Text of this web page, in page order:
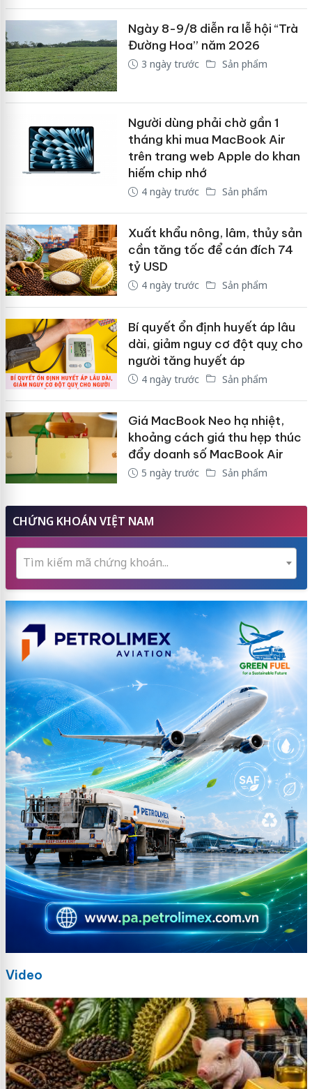
Ngày 8-9/8 diễn ra lễ hội “Trà
Đường Hoa” năm 2026
3 ngày trước Sản phẩm
Người dùng phải chờ gần 1
tháng khi mua MacBook Air
trên trang web Apple do khan
hiếm chip nhớ
4 ngày trước Sản phẩm
Xuất khẩu nông, lâm, thủy sản
cần tăng tốc để cán đích 74
tỷ USD
4 ngày trước Sản phẩm
Bí quyết ổn định huyết áp lâu
dài, giảm nguy cơ đột quỵ cho
người tăng huyết áp
4 ngày trước Sản phẩm
Giá MacBook Neo hạ nhiệt,
khoảng cách giá thu hẹp thúc
đẩy doanh số MacBook Air
5 ngày trước Sản phẩm
CHỨNG KHOÁN VIỆT NAM
Tìm kiếm mã chứng khoán...
Video